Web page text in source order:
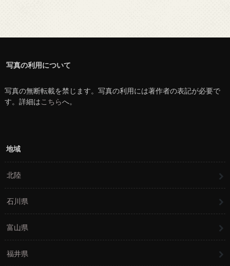
写真の利用について
写真の無断転載を禁じます。写真の利用には著作者の表記が必要で
す。詳細はこちらへ。
地域
北陸
石川県
富山県
福井県